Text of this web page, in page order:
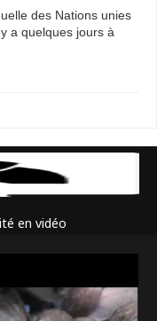
des Nations unies
a quelques jours à
en vidéo